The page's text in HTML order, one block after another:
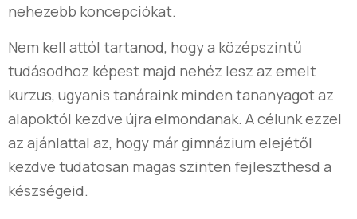
nehezebb koncepciókat.
Nem kell attól tartanod, hogy a középszintű
tudásodhoz képest majd nehéz lesz az emelt
kurzus, ugyanis tanáraink minden tananyagot az
alapoktól kezdve újra elmondanak. A célunk ezzel
az ajánlattal az, hogy már gimnázium elejétől
kezdve tudatosan magas szinten fejleszthesd a
készségeid.